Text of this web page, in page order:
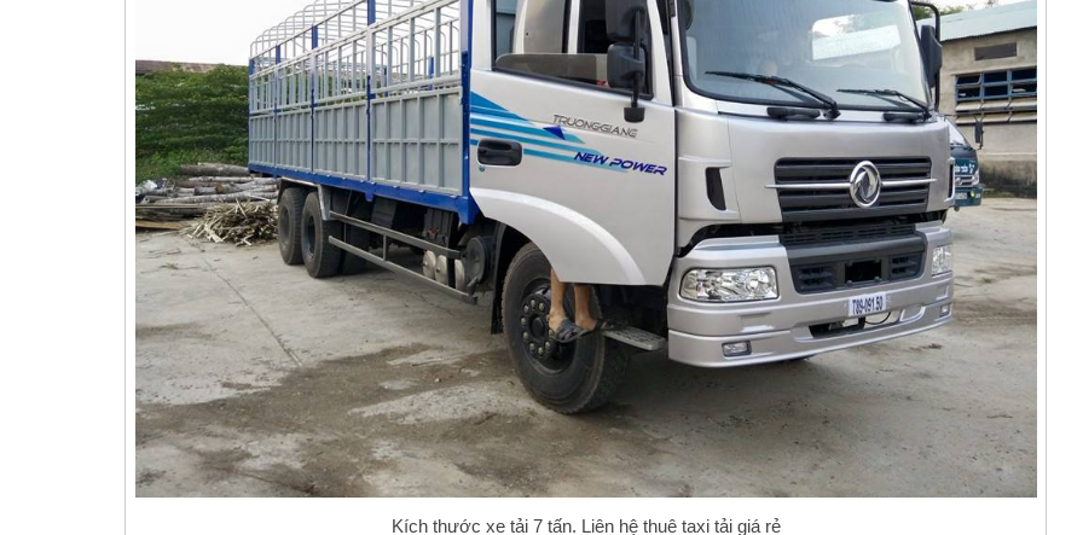
Kích thước xe tải 7 tấn. Liên hệ thuê taxi tải giá rẻ